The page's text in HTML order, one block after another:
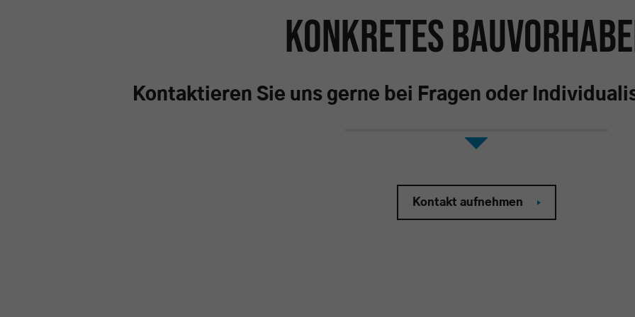
Konkretes
Kontaktieren Sie uns gerne bei Fragen oder
Kontakt aufnehmen
Cookie-Informationen anzeigen
Datenschutzerklärung